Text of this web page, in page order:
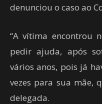
denunciou o caso ao
“A vítima encontrou
pedir ajuda, após
vários anos, pois já
vezes para sua mãe,
delegada.